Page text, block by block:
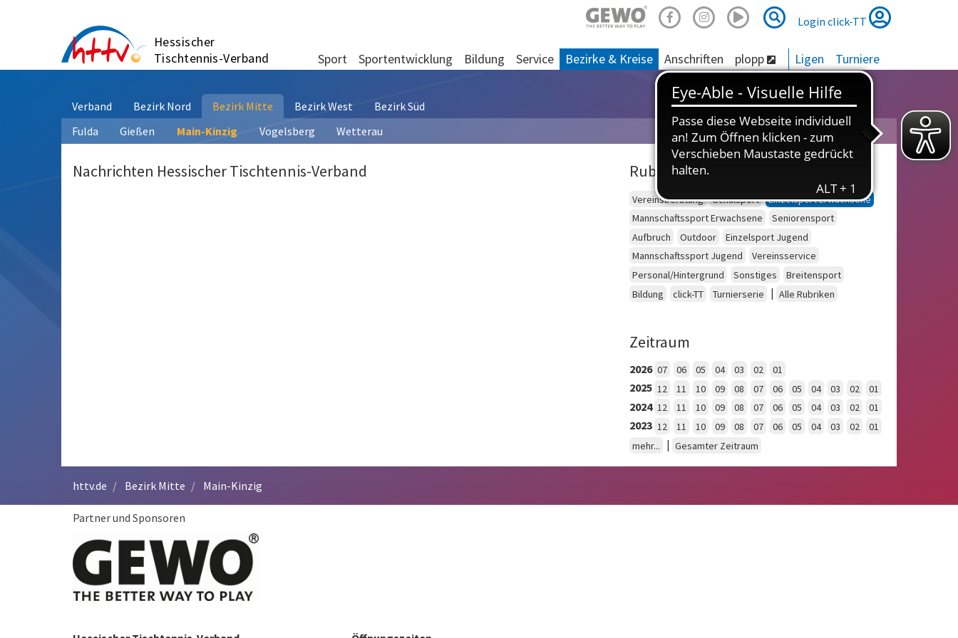
Hessischer
Tischtennis-Verband
Suche
Suche
Login click-TT
Sport Sportentwicklung Bildung Service Bezirke & Kreise Anschriften plopp Ligen Turniere
Verband Bezirk Nord Bezirk Mitte Bezirk West
Bezirk Süd
Fulda
Gießen Main-Kinzig Vogelsberg Wetterau
Nachrichten Hessischer Tischtennis-Verband Rubriken
Vereinsberatung Schulsport
Einzelsport Erwachsene
Mannschaftssport Erwachsene
Seniorensport
Aufbruch
Outdoor
Einzelsport Jugend
Mannschaftssport Jugend
Vereinsservice
Personal/Hintergrund
Sonstiges
Breitensport
Bildung
click-TT Turnierserie | Alle Rubriken
Zeitraum
2026 07 06 05 04 03 02 01
2025 12 11 10 09 08 07 06 05 04 03 02 01
2024 12 11 10 09 08 07 06 05 04 03 02 01
2023 12 11 10 09 08 07 06 05 04 03 02
01
mehr...
| Gesamter Zeitraum
httv.de Bezirk Mitte Main-Kinzig
Partner und Sponsoren